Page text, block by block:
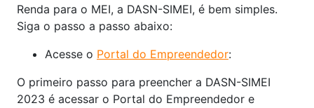
Renda para o MEI, a DASN-SIMEI, é bem simples.
Siga o passo a passo abaixo:
Acesse o Portal do Empreendedor:
O primeiro passo para preencher a DASN-SIMEI
2023 é acessar o Portal do Empreendedor e